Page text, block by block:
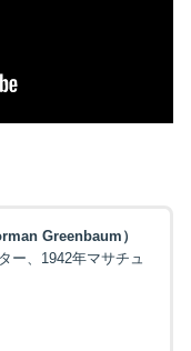
Greenbaum）
ー、1942年マサチュ
す